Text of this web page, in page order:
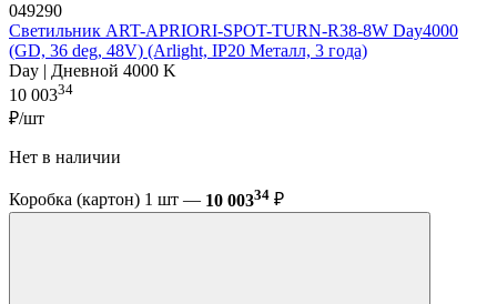
049290
Светильник ART-APRIORI-SPOT-TURN-R38-8W Day4000
(GD, 36 deg, 48V) (Arlight, IP20 Металл, 3 года)
Day | Дневной 4000 K
10 00334
₽/шт
Нет в наличии
Коробка (картон) 1 шт — 10 00334 ₽